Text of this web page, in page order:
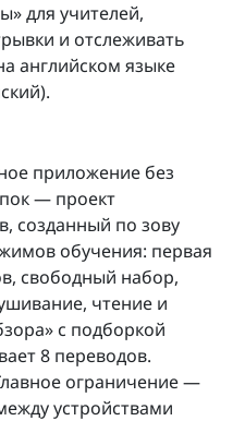
для учителей,
и отслеживать
английском языке
приложение без
— проект
созданный по зову
обучения: первая
свободный набор,
чтение и
с подборкой
8 переводов.
ограничение —
устройствами